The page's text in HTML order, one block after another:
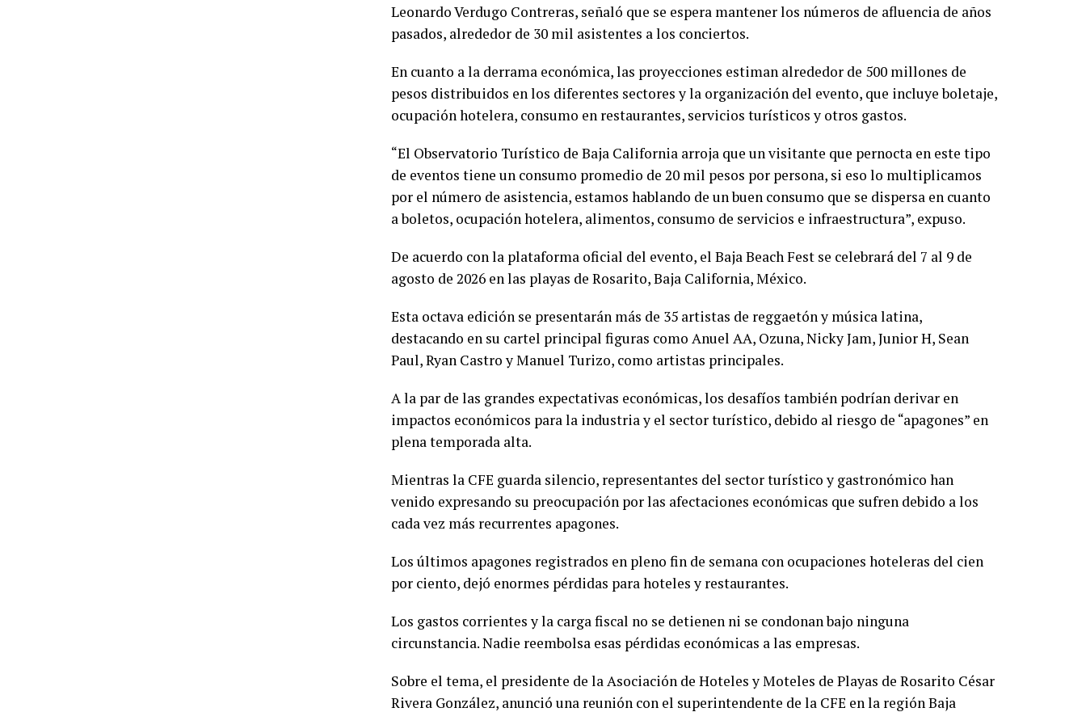
Leonardo Verdugo Contreras, señaló que se espera mantener los números de afluencia de años
pasados, alrededor de 30 mil asistentes a los conciertos.
En cuanto a la derrama económica, las proyecciones estiman alrededor de 500 millones de
pesos distribuidos en los diferentes sectores y la organización del evento, que incluye boletaje,
ocupación hotelera, consumo en restaurantes, servicios turísticos y otros gastos.
“El Observatorio Turístico de Baja California arroja que un visitante que pernocta en este tipo
de eventos tiene un consumo promedio de 20 mil pesos por persona, si eso lo multiplicamos
por el número de asistencia, estamos hablando de un buen consumo que se dispersa en cuanto
a boletos, ocupación hotelera, alimentos, consumo de servicios e infraestructura”, expuso.
De acuerdo con la plataforma oficial del evento, el Baja Beach Fest se celebrará del 7 al 9 de
agosto de 2026 en las playas de Rosarito, Baja California, México.
Esta octava edición se presentarán más de 35 artistas de reggaetón y música latina,
destacando en su cartel principal figuras como Anuel AA, Ozuna, Nicky Jam, Junior H, Sean
Paul, Ryan Castro y Manuel Turizo, como artistas principales.
A la par de las grandes expectativas económicas, los desafíos también podrían derivar en
impactos económicos para la industria y el sector turístico, debido al riesgo de “apagones” en
plena temporada alta.
Mientras la CFE guarda silencio, representantes del sector turístico y gastronómico han
venido expresando su preocupación por las afectaciones económicas que sufren debido a los
cada vez más recurrentes apagones.
Los últimos apagones registrados en pleno fin de semana con ocupaciones hoteleras del cien
por ciento, dejó enormes pérdidas para hoteles y restaurantes.
Los gastos corrientes y la carga fiscal no se detienen ni se condonan bajo ninguna
circunstancia. Nadie reembolsa esas pérdidas económicas a las empresas.
Sobre el tema, el presidente de la Asociación de Hoteles y Moteles de Playas de Rosarito César
Rivera González, anunció una reunión con el superintendente de la CFE en la región Baja